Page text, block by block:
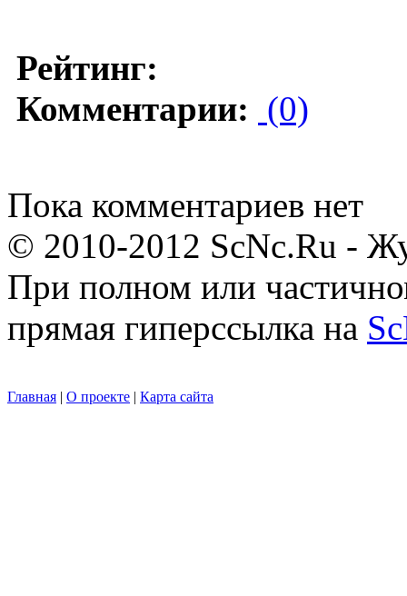
Рейтинг:
Комментарии: (0)
Пока комментариев нет
© 2010-2012 ScNc.Ru -
При полном или
прямая гиперссылка на
Главная | О проекте | Карта сайта